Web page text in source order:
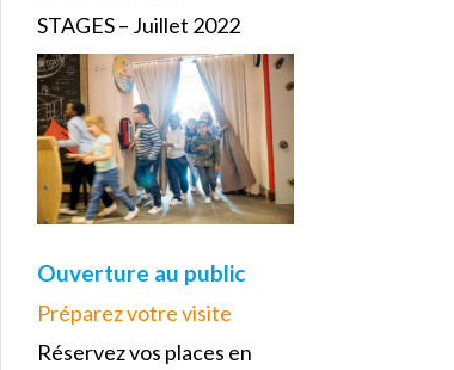
STAGES – Juillet 2022
Ouverture au public
Préparez votre visite
Réservez vos places en